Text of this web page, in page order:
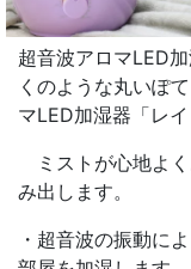
超音波アロマLED
くのような丸いぽ
マLED加湿器「レイ
ミストが心地よ
み出します。
・超音波の振動に